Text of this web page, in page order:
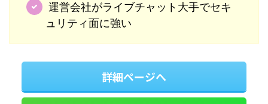
運営会社がライブチャット大手でセキ
ュリティ面に強い
詳細ページへ